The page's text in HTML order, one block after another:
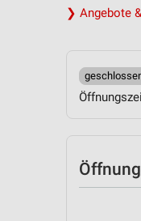
❯ Angebote